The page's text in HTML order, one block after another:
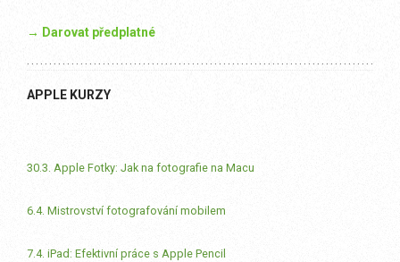
→ Darovat předplatné
APPLE KURZY
30.3. Apple Fotky: Jak na fotografie na Macu
6.4. Mistrovství fotografování mobilem
7.4. iPad: Efektivní práce s Apple Pencil